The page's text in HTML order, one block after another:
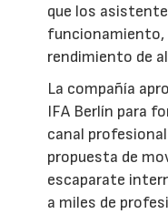
que los
funcionamiento,
rendimiento de
La compañía
IFA Berlín para
canal
propuesta de
escaparate
a miles de